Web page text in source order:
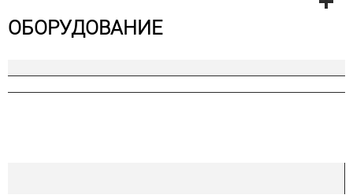
ОБОРУДОВАНИЕ